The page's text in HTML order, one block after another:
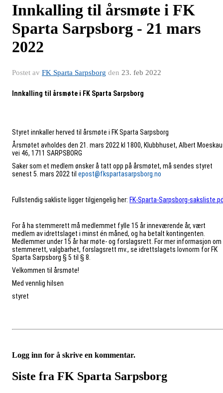
Innkalling til årsmøte i FK
Sparta Sarpsborg - 21 mars
2022
Postet av FK Sparta Sarpsborg den 23. feb 2022
Innkalling til årsmøte i FK Sparta Sarpsborg
Styret innkaller herved til årsmøte i FK Sparta Sarpsborg
Årsmøtet avholdes den 21. mars 2022 kl 1800, Klubbhuset, Albert
vei 46, 1711 SARPSBORG
Saker som et medlem ønsker å tatt opp på årsmøtet, må sendes styret
senest 5. mars 2022 til epost@fkspartasarpsborg.no
Fullstendig sakliste ligger tilgjengelig her: FK-Sparta-Sarpsborg-
For å ha stemmerett må medlemmet fylle 15 år inneværende år, vært
medlem av idrettslaget i minst én måned, og ha betalt kontingenten.
Medlemmer under 15 år har møte- og forslagsrett. For mer informasjon om
stemmerett, valgbarhet, forslagsrett mv., se idrettslagets lovnorm for FK
Sparta Sarpsborg § 5 til § 8.
Velkommen til årsmøte!
Med vennlig hilsen
styret
Logg inn for å skrive en kommentar.
Siste fra FK Sparta Sarpsborg